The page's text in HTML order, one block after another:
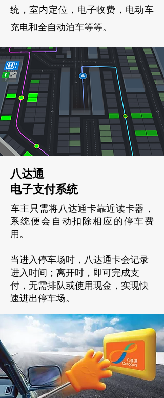
统，室内定位，电子收费，电动车
充电和全自动泊车等等。
​八达通
电子支付系统
​车主只需将八达通卡靠近读卡器，
系统便会自动扣除相应的停车费
用。
当进入停车场时，八达通卡会记录
进入时间；离开时，即可完成支
付，无需排队或使用现金，实现快
速进出停车场。